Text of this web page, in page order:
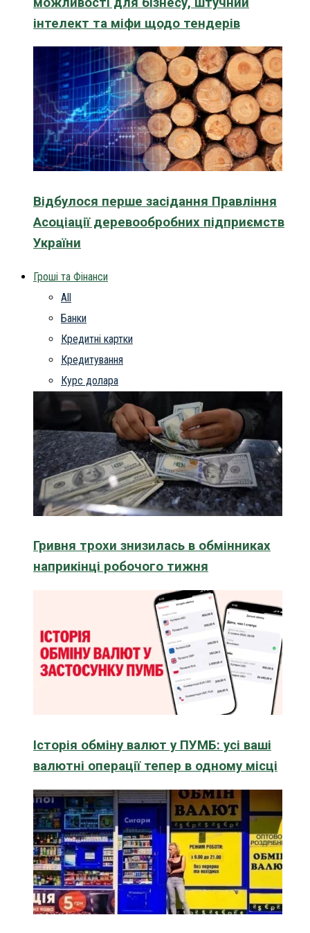
інтелект та міфи щодо тендерів
Відбулося перше засідання Правління
Асоціації деревообробних підприємств
України
Гроші та Фінанси
All
Банки
Кредитні картки
Кредитування
Курс долара
Гривня трохи знизилась в обмінниках
наприкінці робочого тижня
Історія обміну валют у ПУМБ: усі ваші
валютні операції тепер в одному місці